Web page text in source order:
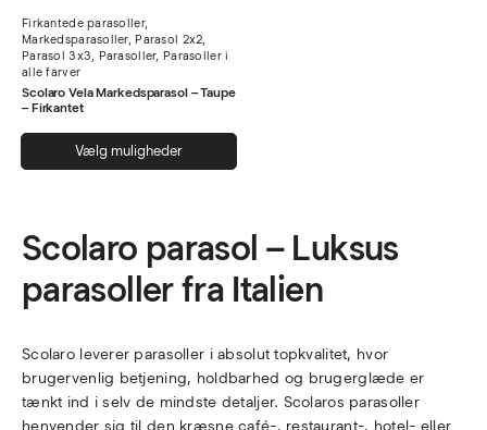
Firkantede parasoller,
Markedsparasoller, Parasol 2x2,
Parasol 3x3, Parasoller, Parasoller i
alle farver
Scolaro Vela Markedsparasol – Taupe
– Firkantet
Vælg muligheder
Dette
vare
varianter.
Mulighederne
kan
varesiden
Scolaro parasol – Luksus
parasoller fra Italien
Scolaro leverer parasoller i absolut topkvalitet, hvor
brugervenlig betjening, holdbarhed og brugerglæde er
tænkt ind i selv de mindste detaljer. Scolaros parasoller
henvender sig til den kræsne café-, restaurant-, hotel- eller